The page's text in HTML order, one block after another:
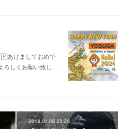
あけましておめで
ろしくお願い致し…
2018.01.08 23:26